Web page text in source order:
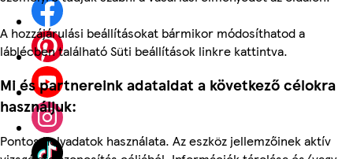
A hozzájárulási beállításokat bármikor módosíthatod a
láblécben található Süti beállítások linkre kattintva.
Mi és partnereink adataidat a következő célokra
használjuk:
Pontos helyadatok használata. Az eszköz jellemzőinek aktív